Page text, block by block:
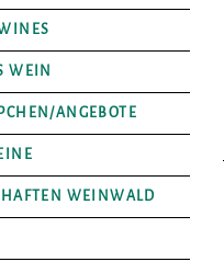
WEIN
ANGEBOTE
WEINWALD